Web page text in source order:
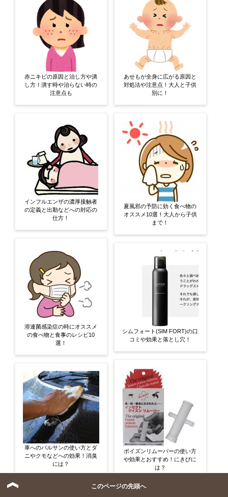
赤ニキビの原因と治し方や潰
し方！潰す時や治らない時の
注意点も
インフルエンザの濃厚接触者
の定義と出勤などへの対応の
仕方！
溶連菌感染症の時にオススメ
の食べ物と食事のレシピ10
選！
車へのバルサンの使い方とダ
ニやクモなどへの効果！消臭
には？
あせもが全身に広がる原因と
対処法や注意点！大人と子供
別に！
夏風邪の予防に効く食べ物の
オススメ10選！大人から子供
まで！
シムフォート(SIM FORT)の口
コミや効果と落とし穴！
ポイズンリムーバーの使い方
や効果とおすすめ！にきびに
は？
このページの先頭へ